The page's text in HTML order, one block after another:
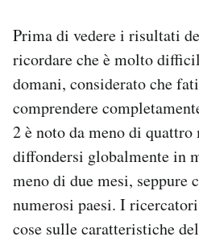
Prima di vedere i risultati
ricordare che è molto
domani, considerato che
comprendere
2 è noto da meno di
diffondersi globalmente in
meno di due mesi,
numerosi paesi. I
cose sulle caratteristiche